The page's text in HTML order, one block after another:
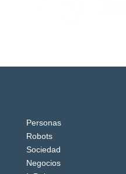
Personas
Robots
Sociedad
Negocios